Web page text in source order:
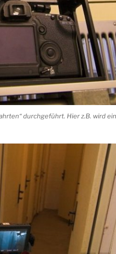
durchgeführt. Hier z.B. wird